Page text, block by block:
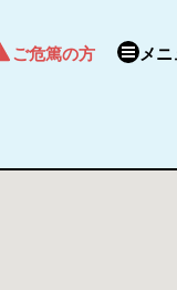
ご危篤の方 メ